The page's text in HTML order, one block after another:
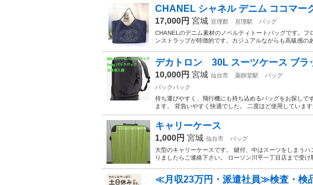
CHANEL シャネル デニム ココマー
17,000円 宮城 亘理郡 亘理駅
バッグ
CHANELのデニム素材のノベルティトートバッグです。
ンストラップが特徴的です。カジュアルながらも高級感の
デカトロン 30L スーツケース ブラ
10,000円 宮城 仙台市 薬師堂駅
バッグ
バックパック
持ち運びやすく、飛行機にも持ち込めるバッグをお探し
ます。 背負いやすく快適でした。 二度ほど使用していま
キャリーケース
1,000円 宮城 仙台市
バッグ
大型のキャリーケースです。 鍵付、中はスーツをしまう
りましたらご連絡下さい。 ローソン川平一丁目店まで受
≪月収23万円・派遣社員≫検査・検